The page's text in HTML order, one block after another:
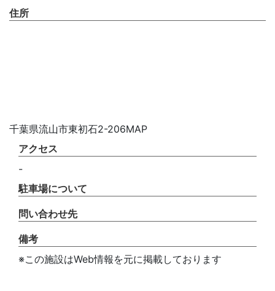
住所
千葉県流山市東初石2-206MAP
アクセス
-
駐車場について
問い合わせ先
備考
※この施設はWeb情報を元に掲載しております